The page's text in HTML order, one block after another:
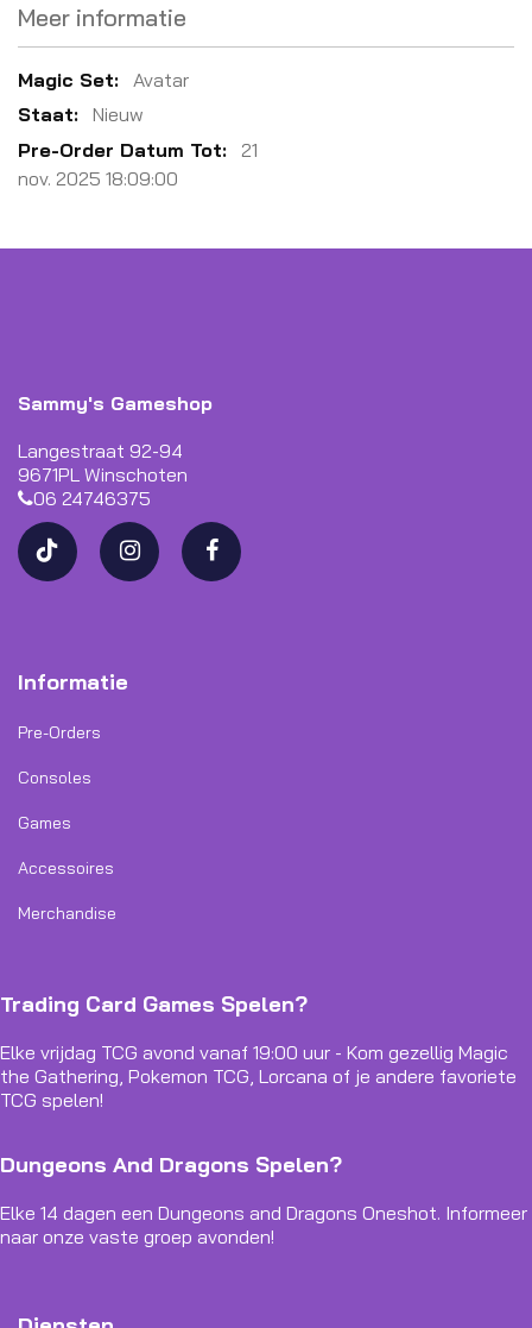
Meer informatie
Meer
informatie
Avatar
Nieuw
21
nov. 2025 18:09:00
Sammy's Gameshop
Langestraat 92-94
9671PL Winschoten
06 24746375
Informatie
Pre-Orders
Consoles
Games
Accessoires
Merchandise
Trading Card Games Spelen?
Elke vrijdag TCG avond vanaf 19:00 uur - Kom gezellig Magic
the Gathering, Pokemon TCG, Lorcana of je andere favoriete
TCG spelen!
Dungeons And Dragons Spelen?
Elke 14 dagen een Dungeons and Dragons Oneshot. Informeer
naar onze vaste groep avonden!